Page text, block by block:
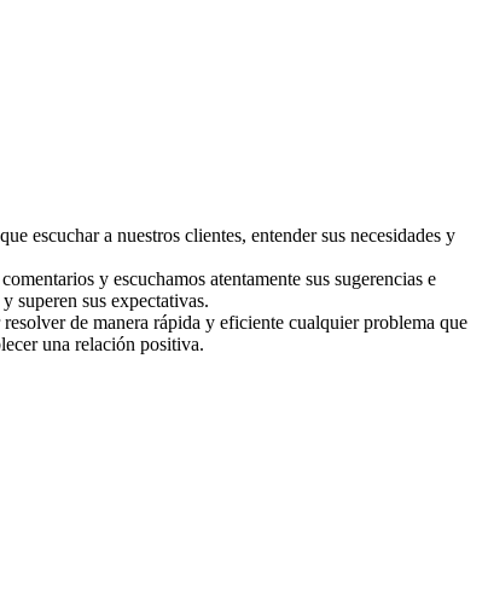
escuchar a nuestros clientes, entender sus necesidades y
y escuchamos atentamente sus sugerencias e
superen sus expectativas.
de manera rápida y eficiente cualquier problema que
una relación positiva.